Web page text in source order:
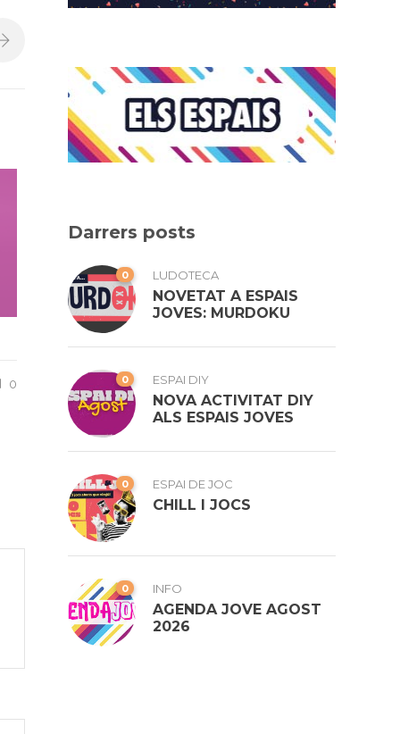
0
Darrers posts
0 LUDOTECA
NOVETAT A ESPAIS
JOVES: MURDOKU
0 ESPAI DIY
NOVA ACTIVITAT DIY
ALS ESPAIS JOVES
0 ESPAI DE JOC
CHILL I JOCS
0 INFO
AGENDA JOVE AGOST
2026